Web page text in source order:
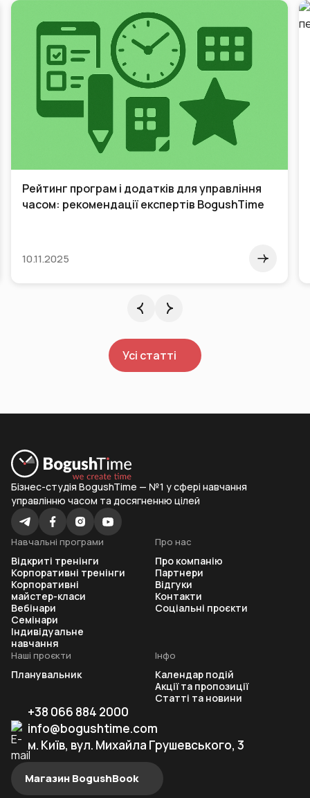
Рейтинг програм і додатків для управління
часом: рекомендації експертів BogushTime
10.11.2025
Усі статті
Бізнес-студія BogushTime — №1 у сфері навчання
управлінню часом та досягненню цілей
Навчальні програми
Відкриті тренінги
Корпоративні тренінги
Корпоративні
майстер-класи
Вебінари
Семінари
Індивідуальне
навчання
Наші проєкти
Планувальник
Інфо
Календар подій
Акції та пропозиції
Статті та новини
Про нас
Про компанію
Партнери
Відгуки
Контакти
Соціальні проєкти
+38 066 884 2000
info@bogushtime.com
м. Київ, вул. Михайла Грушевського, 3
Магазин BogushBook